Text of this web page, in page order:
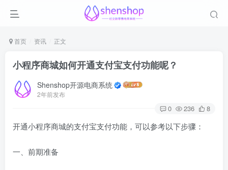
首页 资讯 正文
小程序商城如何开通支付宝支付功能呢？
Shenshop开源电商系统
2年前发布
0 236 8
开通小程序商城的支付宝支付功能，可以参考以下步骤：
一、前期准备